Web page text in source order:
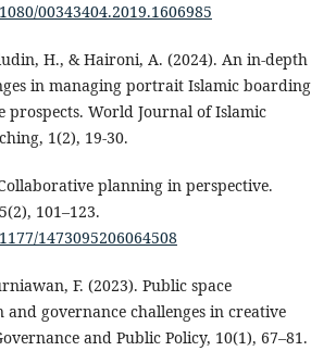
00343404.2019.1606985
H., & Haironi, A. (2024). An in-depth
in managing portrait Islamic boarding
prospects. World Journal of Islamic
1(2), 19-30.
planning in perspective.
101–123.
1473095206064508
F. (2023). Public space
governance challenges in creative
and Public Policy, 10(1), 67–81.